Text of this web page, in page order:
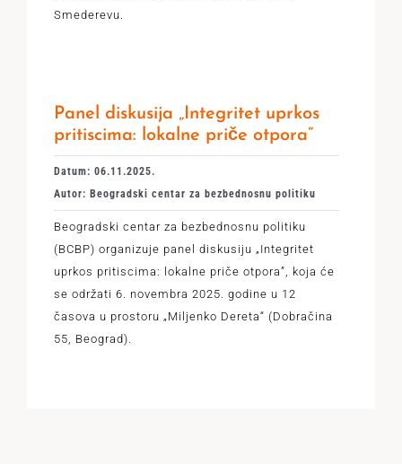
Smederevu.
Panel diskusija „Integritet uprkos
pritiscima: lokalne priče otpora”
Datum: 06.11.2025.
Autor: Beogradski centar za bezbednosnu politiku
Beogradski centar za bezbednosnu politiku
(BCBP) organizuje panel diskusiju „Integritet
uprkos pritiscima: lokalne priče otpora”, koja će
se održati 6. novembra 2025. godine u 12
časova u prostoru „Miljenko Dereta“ (Dobračina
55, Beograd).